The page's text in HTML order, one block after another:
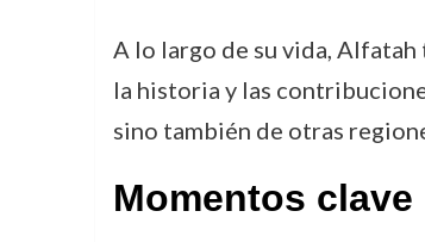
A lo largo de su vida,
la historia y las
sino también de otras
Momentos clave